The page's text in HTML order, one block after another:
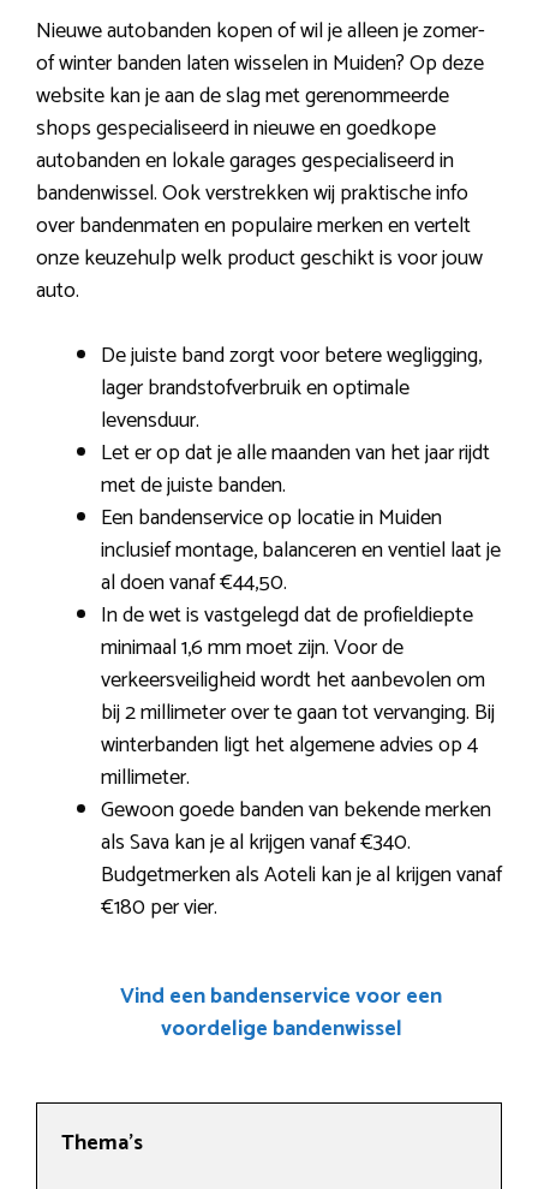
Nieuwe autobanden kopen of wil je alleen je zomer-
of winter banden laten wisselen in Muiden? Op deze
website kan je aan de slag met gerenommeerde
shops gespecialiseerd in nieuwe en goedkope
autobanden en lokale garages gespecialiseerd in
bandenwissel. Ook verstrekken wij praktische info
over bandenmaten en populaire merken en vertelt
onze keuzehulp welk product geschikt is voor jouw
auto.
De juiste band zorgt voor betere wegligging,
lager brandstofverbruik en optimale
levensduur.
Let er op dat je alle maanden van het jaar rijdt
met de juiste banden.
Een bandenservice op locatie in Muiden
inclusief montage, balanceren en ventiel laat je
al doen vanaf €44,50.
In de wet is vastgelegd dat de profieldiepte
minimaal 1,6 mm moet zijn. Voor de
verkeersveiligheid wordt het aanbevolen om
bij 2 millimeter over te gaan tot vervanging. Bij
winterbanden ligt het algemene advies op 4
millimeter.
Gewoon goede banden van bekende merken
als Sava kan je al krijgen vanaf €340.
Budgetmerken als Aoteli kan je al krijgen vanaf
€180 per vier.
Vind een bandenservice voor een
voordelige bandenwissel
Thema’s